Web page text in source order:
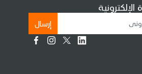
إرسال